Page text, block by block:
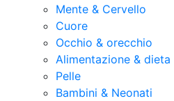
Mente & Cervello
Cuore
Occhio & orecchio
Alimentazione & dieta
Pelle
Bambini & Neonati